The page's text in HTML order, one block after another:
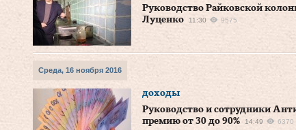
Руководство Райковской
Луценко
11:30 9575
Среда, 16 ноября 2016
доходы
Руководство и сотрудники
премию от 30 до 90%
14:49 6370